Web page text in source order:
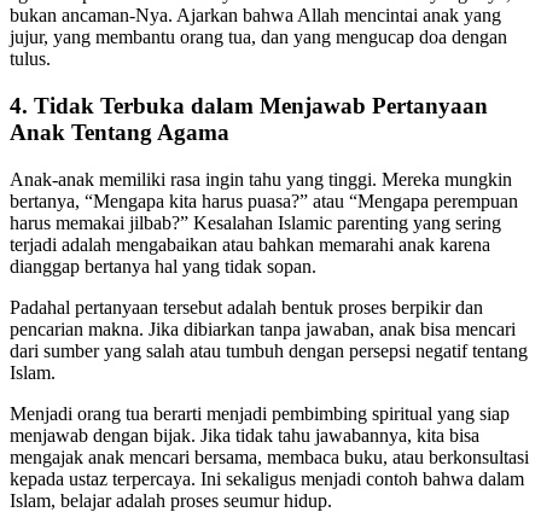
bukan ancaman-Nya. Ajarkan bahwa Allah mencintai anak yang
jujur, yang membantu orang tua, dan yang mengucap doa dengan
tulus.
4. Tidak Terbuka dalam Menjawab Pertanyaan
Anak Tentang Agama
Anak-anak memiliki rasa ingin tahu yang tinggi. Mereka mungkin
bertanya, “Mengapa kita harus puasa?” atau “Mengapa perempuan
harus memakai jilbab?” Kesalahan Islamic parenting yang sering
terjadi adalah mengabaikan atau bahkan memarahi anak karena
dianggap bertanya hal yang tidak sopan.
Padahal pertanyaan tersebut adalah bentuk proses berpikir dan
pencarian makna. Jika dibiarkan tanpa jawaban, anak bisa mencari
dari sumber yang salah atau tumbuh dengan persepsi negatif tentang
Islam.
Menjadi orang tua berarti menjadi pembimbing spiritual yang siap
menjawab dengan bijak. Jika tidak tahu jawabannya, kita bisa
mengajak anak mencari bersama, membaca buku, atau berkonsultasi
kepada ustaz terpercaya. Ini sekaligus menjadi contoh bahwa dalam
Islam, belajar adalah proses seumur hidup.